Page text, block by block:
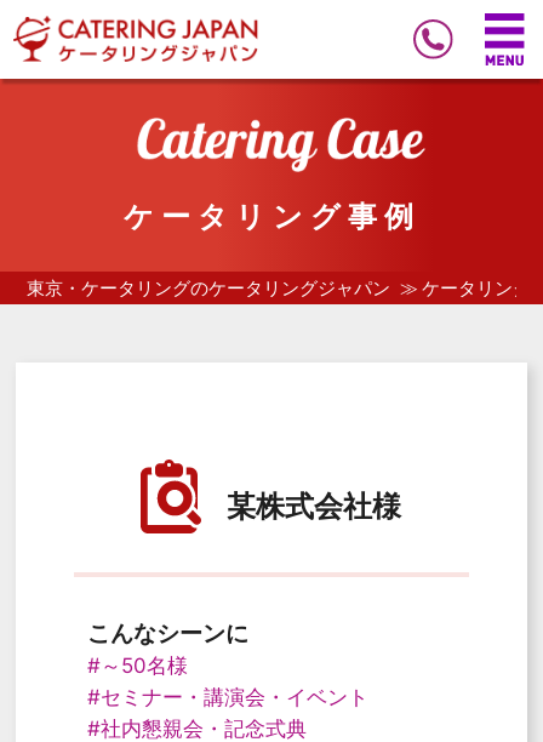
ケータリング事例
東京・ケータリングのケータリングジャパン ケータリング
某株式会社様
こんなシーンに
#～50名様
#セミナー・講演会・イベント
#社内懇親会・記念式典